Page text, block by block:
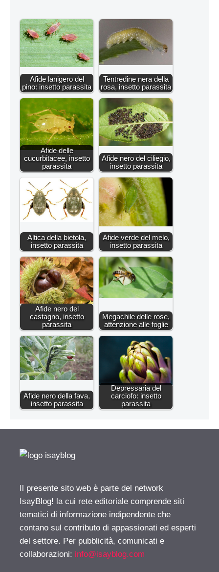
Afide lanigero del
pino: insetto parassita
Tentredine nera della
rosa, insetto parassita
Afide delle
cucurbitacee, insetto
parassita
Afide nero del ciliegio,
insetto parassita
Altica della bietola,
insetto parassita
Afide verde del melo,
insetto parassita
Afide nero del
castagno, insetto
parassita
Megachile delle rose,
attenzione alle foglie
Afide nero della fava,
insetto parassita
Depressaria del
carciofo: insetto
parassita
Il presente sito web è parte del network
IsayBlog! la cui rete editoriale comprende siti
tematici di informazione indipendente che
contano sul contributo di appassionati ed esperti
del settore. Per pubblicità, comunicati e
collaborazioni: info@isayblog.com